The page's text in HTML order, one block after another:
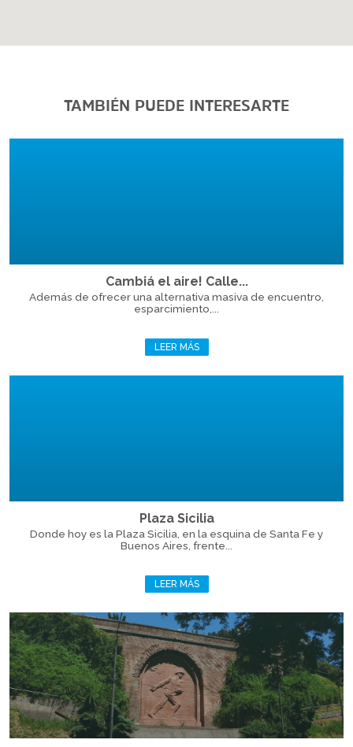
TAMBIÉN PUEDE INTERESARTE
Cambiá el aire! Calle...
Además de ofrecer una alternativa masiva de encuentro,
esparcimiento,...
LEER MÁS
Plaza Sicilia
Donde hoy es la Plaza Sicilia, en la esquina de Santa Fe y
Buenos Aires, frente...
LEER MÁS